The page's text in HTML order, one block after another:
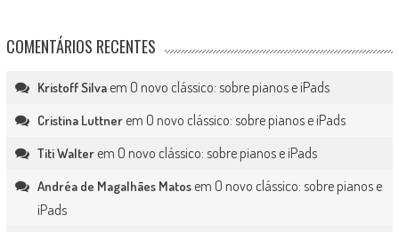
COMENTÁRIOS RECENTES
Kristoff Silvaem O novo clássico: sobre pianos e iPads
Cristina Luttnerem O novo clássico: sobre pianos e iPads
Titi Walterem O novo clássico: sobre pianos e iPads
Andréa de Magalhães Matosem O novo clássico: sobre pianos e
iPads